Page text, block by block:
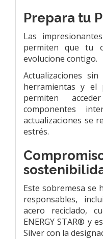
Prepara tu
Las
permiten que tu
evolucione contigo.
Actualizaciones
herramientas y el
permiten
componentes
actualizaciones se
estrés.
Este sobremesa se
responsables,
acero reciclado,
ENERGY STAR® y
Silver con la